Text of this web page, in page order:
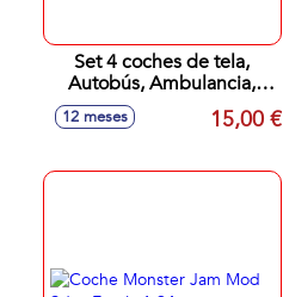
Set 4 coches de tela,
Autobús, Ambulancia,
Policia y Bomberos 10cm
12 meses 15,00 €